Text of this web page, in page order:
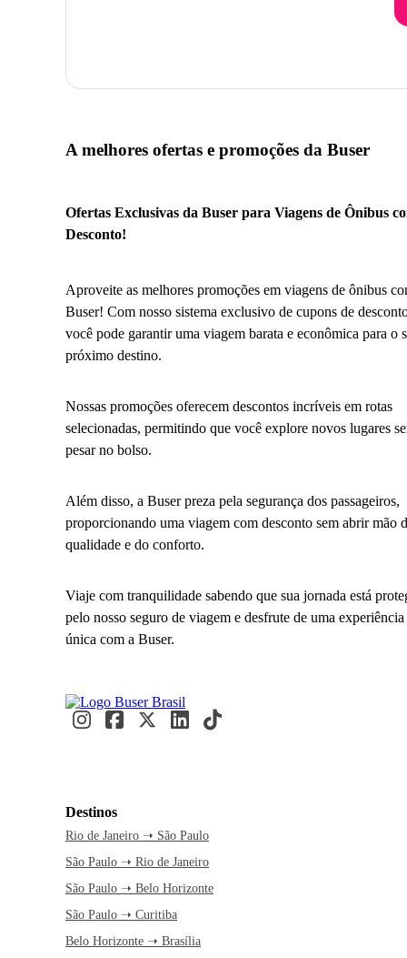
A melhores ofertas e promoções da Buser
Ofertas Exclusivas da Buser para Viagens de Ônibus
Desconto!
Aproveite as melhores promoções em viagens de ônibus
Buser! Com nosso sistema exclusivo de cupons de
você pode garantir uma viagem barata e econômica para o
próximo destino.
Nossas promoções oferecem descontos incríveis em rotas
selecionadas, permitindo que você explore novos lugares
pesar no bolso.
Além disso, a Buser preza pela segurança dos passageiros,
proporcionando uma viagem com desconto sem abrir mão
qualidade e do conforto.
Viaje com tranquilidade sabendo que sua jornada está
pelo nosso seguro de viagem e desfrute de uma experiência
única com a Buser.
Destinos
Rio de Janeiro ➝ São Paulo
São Paulo ➝ Rio de Janeiro
São Paulo ➝ Belo Horizonte
São Paulo ➝ Curitiba
Belo Horizonte ➝ Brasília